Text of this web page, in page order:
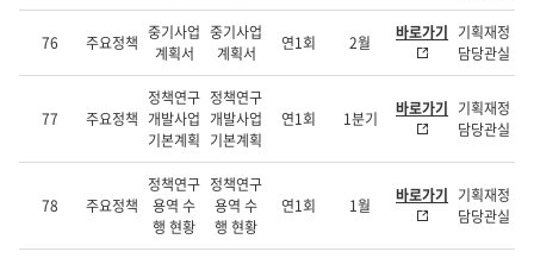
76 주요정책 중기사업
계획서
중기사업
계획서
연1회 2월 바로가기 기획재정
담당관실
77 주요정책
정책연구
개발사업
기본계획
정책연구
개발사업
기본계획
연1회 1분기 바로가기 기획재정
담당관실
78 주요정책
정책연구
용역 수
행 현황
정책연구
용역 수
행 현황
연1회 1월 바로가기 기획재정
담당관실